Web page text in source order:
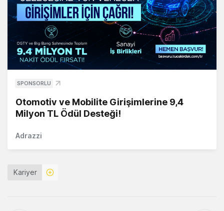
SPONSORLU
Otomotiv ve Mobilite Girişimlerine 9,4
Milyon TL Ödül Desteği!
Adrazzi
Kariyer